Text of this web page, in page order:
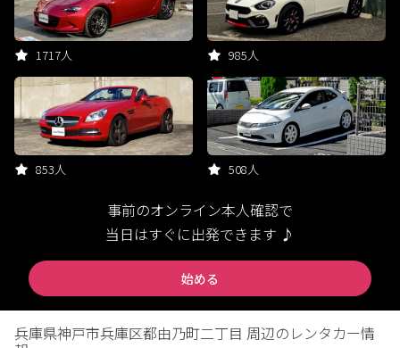
1717人 985人
853人 508人
事前のオンライン本人確認で
当日はすぐに出発できます ♪
始める
兵庫県神戸市兵庫区都由乃町二丁目 周辺のレンタカー情